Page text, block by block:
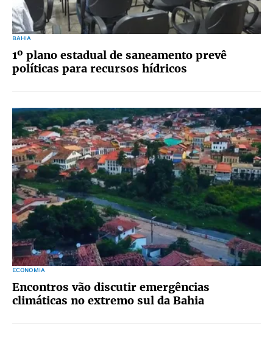
BAHIA
1º plano estadual de saneamento prevê
políticas para recursos hídricos
ECONOMIA
Encontros vão discutir emergências
climáticas no extremo sul da Bahia